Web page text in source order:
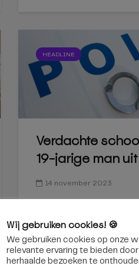
HEADLINE
Verdachte
19-jarige man
14 november 2023
Wij gebruiken cookies! 🍪
We gebruiken cookies op onze
relevante ervaring te bieden
herhaalde bezoeken te